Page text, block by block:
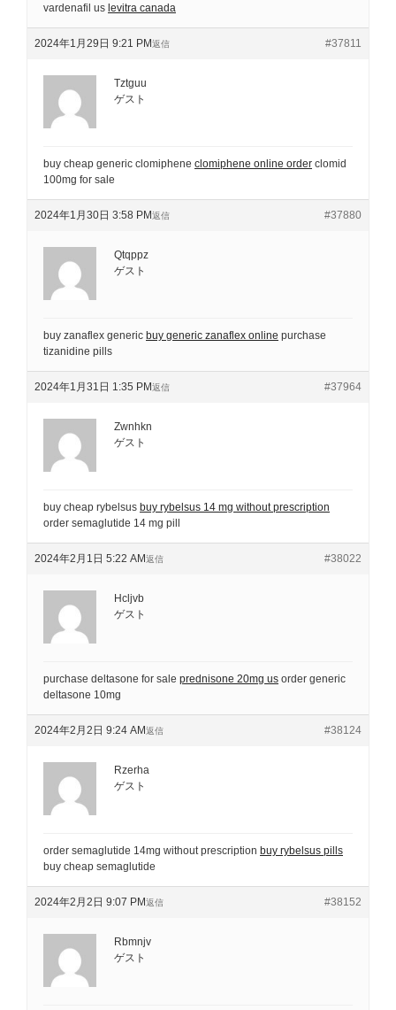
vardenafil us levitra canada
2024年1月29日 9:21 PM #37811
返信
Tztguu
ゲスト
buy cheap generic clomiphene clomiphene online order clomid
100mg for sale
2024年1月30日 3:58 PM #37880
返信
Qtqppz
ゲスト
buy zanaflex generic buy generic zanaflex online purchase
tizanidine pills
2024年1月31日 1:35 PM #37964
返信
Zwnhkn
ゲスト
buy cheap rybelsus buy rybelsus 14 mg without prescription
order semaglutide 14 mg pill
2024年2月1日 5:22 AM #38022
返信
Hcljvb
ゲスト
purchase deltasone for sale prednisone 20mg us order generic
deltasone 10mg
2024年2月2日 9:24 AM #38124
返信
Rzerha
ゲスト
order semaglutide 14mg without prescription buy rybelsus pills
buy cheap semaglutide
2024年2月2日 9:07 PM #38152
返信
Rbmnjv
ゲスト